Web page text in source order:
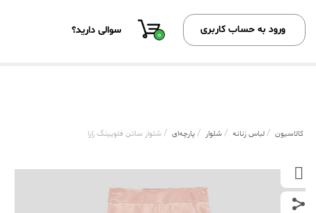
ورود به حساب کاربری 0 سوالی دارید؟
کالاسیون / لباس زنانه / شلوار / پارچه‌ای / شلوار ساتن فلویینگ زارا